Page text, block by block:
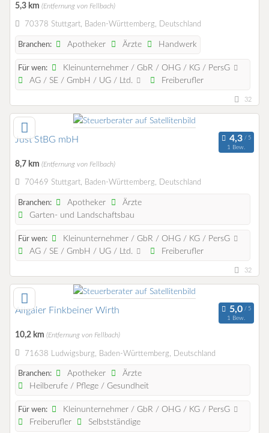
5,3 km (Entfernung von Fellbach)
70378 Stuttgart, Baden-Württemberg, Deutschland
Branchen: Apotheker Ärzte Handwerk
Für wen:
Kleinunternehmer / GbR / OHG / KG / PersG
AG / SE / GmbH / UG / Ltd.
Freiberufler
32
Just StBG mbH
1 Bew.
8,7 km (Entfernung von Fellbach)
70469 Stuttgart, Baden-Württemberg, Deutschland
Branchen: Apotheker
Ärzte
Garten- und Landschaftsbau
Für wen:
Kleinunternehmer / GbR / OHG / KG / PersG
AG / SE / GmbH / UG / Ltd.
Freiberufler
32
Allgaier Finkbeiner Wirth
1 Bew.
10,2 km (Entfernung von Fellbach)
71638 Ludwigsburg, Baden-Württemberg, Deutschland
Branchen: Apotheker
Ärzte
Heilberufe / Pflege / Gesundheit
Für wen:
Kleinunternehmer / GbR / OHG / KG / PersG
Freiberufler
Selbstständige